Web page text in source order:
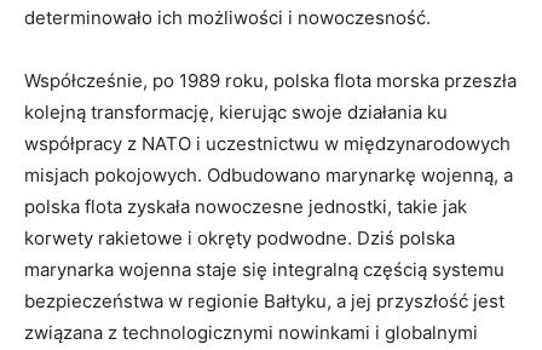
determinowało ich możliwości i nowoczesność.
Współcześnie, po 1989 roku, polska flota morska przeszła
kolejną transformację, kierując ​swoje działania ku‍
współpracy​ z NATO i ⁣uczestnictwu w międzynarodowych
misjach ‌pokojowych. Odbudowano marynarkę wojenną, a
polska flota zyskała nowoczesne jednostki, takie jak
korwety rakietowe i okręty podwodne. Dziś polska
marynarka wojenna staje się integralną częścią systemu
bezpieczeństwa w regionie Bałtyku, a ⁣jej​ przyszłość jest
związana z technologicznymi nowinkami i globalnymi